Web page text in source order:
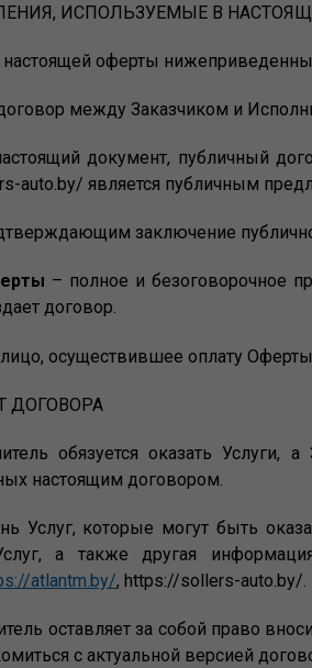
ИСПОЛЬЗУЕМЫЕ В
настоящей оферты
между Заказчиком и
документ, публичный
auto.by/ является публичным
заключение
– полное и безоговорочное
договор.
осуществившее оплату
ДОГОВОРА
обязуется оказать Услуги,
настоящим договором.
Услуг, которые могут быть
а также другая
atlantm.by/, https://sollers-auto.by/.
оставляет за собой право
с актуальной версией